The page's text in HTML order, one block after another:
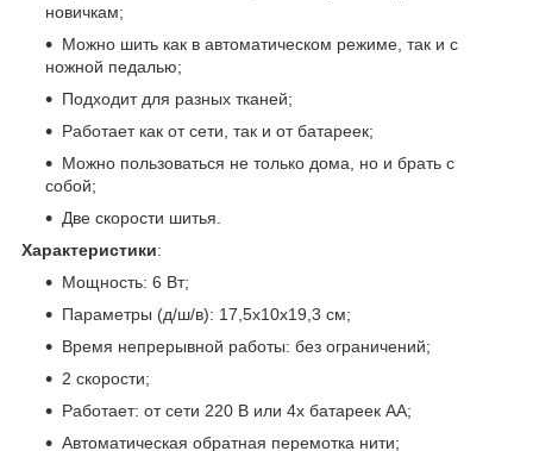
новичкам;
Можно шить как в автоматическом режиме, так и с
ножной педалью;
Подходит для разных тканей;
Работает как от сети, так и от батареек;
Можно пользоваться не только дома, но и брать с
собой;
Две скорости шитья.
Характеристики:
Мощность: 6 Вт;
Параметры (д/ш/в): 17,5х10х19,3 см;
Время непрерывной работы: без ограничений;
2 скорости;
Работает: от сети 220 В или 4х батареек АА;
Автоматическая обратная перемотка нити;